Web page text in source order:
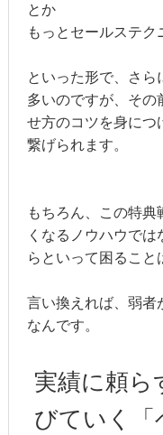
とか
もっとセールステ
といった形で、さ
多いのですが、その
せ方のコツを身につ
繋げられます。
もちろん、この特
くなるノウハウで
らといって困ること
言い換えれば、弱者
なんです。
実績に頼ら
びていく「